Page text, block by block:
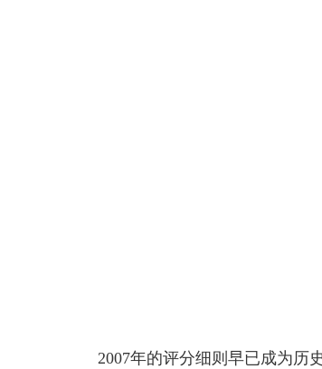
2007年的评分细则早已成为历史